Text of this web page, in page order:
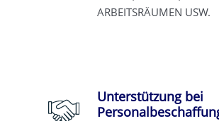
ARBEITSRÄUMEN USW.
Unterstützung bei